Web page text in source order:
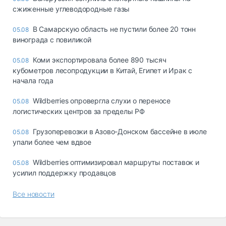
сжиженные углеводородные газы
05.08 В Самарскую область не пустили более 20 тонн
винограда с повиликой
05.08 Коми экспортировала более 890 тысяч
кубометров лесопродукции в Китай, Египет и Ирак с
начала года
05.08 Wildberries опровергла слухи о переносе
логистических центров за пределы РФ
05.08 Грузоперевозки в Азово-Донском бассейне в июле
упали более чем вдвое
05.08 Wildberries оптимизировал маршруты поставок и
усилил поддержку продавцов
Все новости